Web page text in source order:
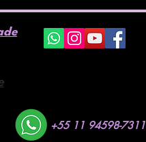
+55 11 94598-7311